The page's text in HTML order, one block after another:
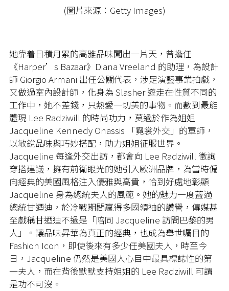
(圖片來源：Getty Images)
她靠着日積月累的高雅品味闖出一片天，曾擔任
《Harper’s Bazaar》Diana Vreeland 的助理，為設計
師 Giorgio Armani 出任公關代表，涉足演藝事業拍戲，
又做過室內設計師，化身為 Slasher 遊走在性質不同的
工作中，她不差錢，只熱愛一切美的事物。而數到最能
體現 Lee Radziwill 的時尚功力，莫過於作為姐姐
Jacqueline Kennedy Onassis 「霓裳外交」的軍師，
以敏銳品味與巧妙搭配，助力姐姐征服世界。
Jacqueline 每逢外交出訪，都會向 Lee Radziwill 徵詢
穿搭建議，擁有前衛眼光的她引入歐洲品牌，為當時偏
向經典的美國風格注入優雅與高貴，恰到好處地彰顯
Jacqueline 身為總統夫人的風範。她的魅力一度蓋過
總統甘迺迪，於冷戰期間贏得多國領袖的讚譽，傳媒甚
至戲稱甘迺迪不過是「陪同 Jacqueline 訪問巴黎的男
人」。讓品味昇華為真正的經典，也成為舉世囑目的
Fashion Icon，即使後來有多少任美國夫人，時至今
日，Jacqueline 仍然是美國人心目中最具標誌性的第
一夫人，而在背後默默支持姐姐的 Lee Radziwill 可謂
是功不可沒。